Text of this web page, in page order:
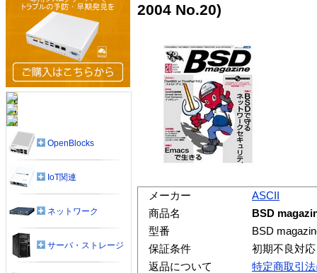
2004 No.20)
メーカー
ASCII
商品名
BSD
型番
BSD
保証条件
初期不良対
返品について
特定商取引
OpenBlocks
IoT関連
ネットワーク
サーバ・ストレージ